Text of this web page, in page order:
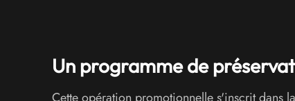
Un programme de